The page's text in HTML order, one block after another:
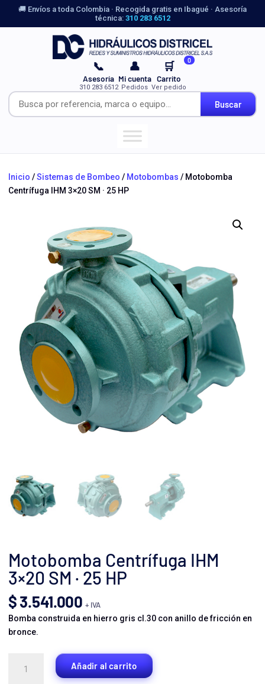
🚚 Envíos a toda Colombia · Recogida gratis en Ibagué · Asesoría
técnica: 310 283 6512
Buscar
📞
Asesoría
310 283 6512
👤
Mi cuenta
Pedidos
🛒 0
Carrito
Ver pedido
Inicio /Sistemas de Bombeo / Motobombas / Motobomba
Centrífuga IHM 3×20 SM · 25 HP
Motobomba Centrífuga IHM
3×20 SM · 25 HP
$3.541.000 + IVA
Bomba construida en hierro gris cl.30 con anillo de fricción en
bronce.
Centrífuga
Añadir al carrito